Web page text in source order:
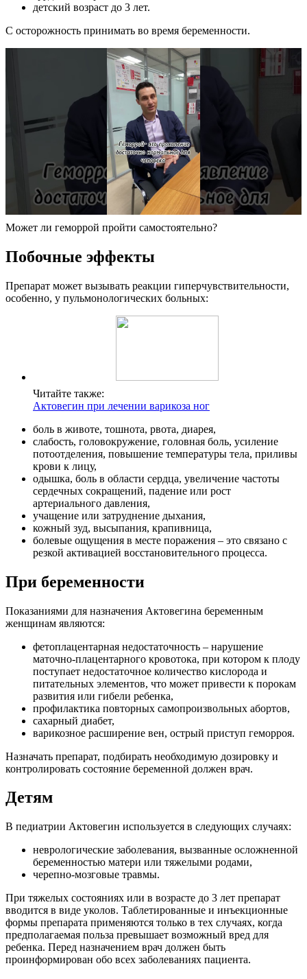
детский возраст до 3 лет.
С осторожность принимать во время беременности.
Может ли геморрой пройти самостоятельно?
Побочные эффекты
Препарат может вызывать реакции гиперчувствительности,
особенно, у пульмонологических больных:
Читайте также:
Актовегин при лечении варикоза ног
боль в животе, тошнота, рвота, диарея,
слабость, головокружение, головная боль, усиление
потоотделения, повышение температуры тела, приливы
крови к лицу,
одышка, боль в области сердца, увеличение частоты
сердечных сокращений, падение или рост
артериального давления,
учащение или затруднение дыхания,
кожный зуд, высыпания, крапивница,
болевые ощущения в месте поражения – это связано с
резкой активацией восстановительного процесса.
При беременности
Показаниями для назначения Актовегина беременным
женщинам являются:
фетоплацентарная недостаточность – нарушение
маточно-плацентарного кровотока, при котором к плоду
поступает недостаточное количество кислорода и
питательных элементов, что может привести к порокам
развития или гибели ребенка,
профилактика повторных самопроизвольных абортов,
сахарный диабет,
варикозное расширение вен, острый приступ геморроя.
Назначать препарат, подбирать необходимую дозировку и
контролировать состояние беременной должен врач.
Детям
В педиатрии Актовегин используется в следующих случаях:
неврологические заболевания, вызванные осложненной
беременностью матери или тяжелыми родами,
черепно-мозговые травмы.
При тяжелых состояниях или в возрасте до 3 лет препарат
вводится в виде уколов. Таблетированные и инъекционные
формы препарата применяются только в тех случаях, когда
предполагаемая польза превышает возможный вред для
ребенка. Перед назначением врач должен быть
проинформирован обо всех заболеваниях пациента.